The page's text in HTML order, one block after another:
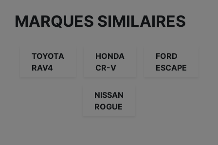
MARQUES SIMILAIRES
TOYOTA
RAV4
HONDA
CR-V
FORD
ESCAPE
NISSAN
ROGUE